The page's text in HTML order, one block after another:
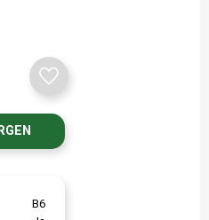
Lägg till i favoriter
B6